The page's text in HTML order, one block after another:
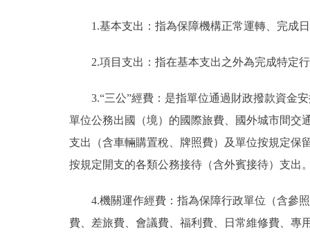
1.基本支出：指為保障機構正常運轉、完成
2.項目支出：指在基本支出之外為完成特定
3.“三公”經費：是指單位通過財政撥款資金
單位公務出國（境）的國際旅費、國外城市間交
支出（含車輛購置稅、牌照費）及單位按規定保
按規定開支的各類公務接待（含外賓接待）支出
4.機關運作經費：指為保障行政單位（含參
費、差旅費、會議費、福利費、日常維修費、專